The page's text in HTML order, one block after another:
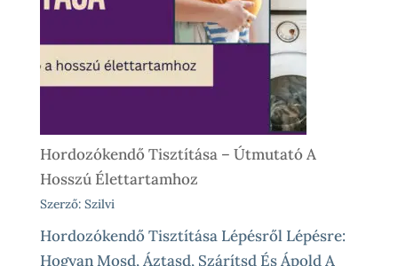
Előtt
És
Különleges
Élethelyzetekre
Hordozókendő Tisztítása – Útmutató A
Hosszú Élettartamhoz
Szerző: Szilvi
Hordozókendő Tisztítása Lépésről Lépésre:
Hogyan Mosd, Áztasd, Szárítsd És Ápold A